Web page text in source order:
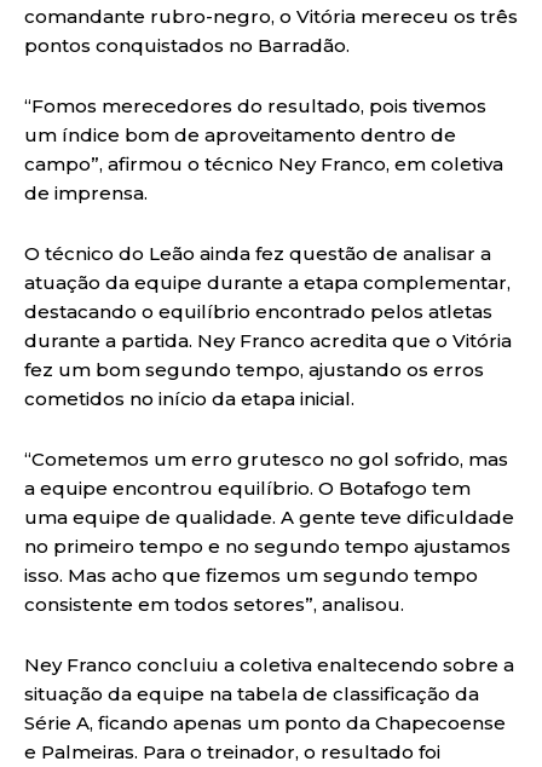
comandante rubro-negro, o Vitória mereceu os três
pontos conquistados no Barradão.
“Fomos merecedores do resultado, pois tivemos
um índice bom de aproveitamento dentro de
campo”, afirmou o técnico Ney Franco, em coletiva
de imprensa.
O técnico do Leão ainda fez questão de analisar a
atuação da equipe durante a etapa complementar,
destacando o equilíbrio encontrado pelos atletas
durante a partida. Ney Franco acredita que o Vitória
fez um bom segundo tempo, ajustando os erros
cometidos no início da etapa inicial.
“Cometemos um erro grutesco no gol sofrido, mas
a equipe encontrou equilíbrio. O Botafogo tem
uma equipe de qualidade. A gente teve dificuldade
no primeiro tempo e no segundo tempo ajustamos
isso. Mas acho que fizemos um segundo tempo
consistente em todos setores”, analisou.
Ney Franco concluiu a coletiva enaltecendo sobre a
situação da equipe na tabela de classificação da
Série A, ficando apenas um ponto da Chapecoense
e Palmeiras. Para o treinador, o resultado foi